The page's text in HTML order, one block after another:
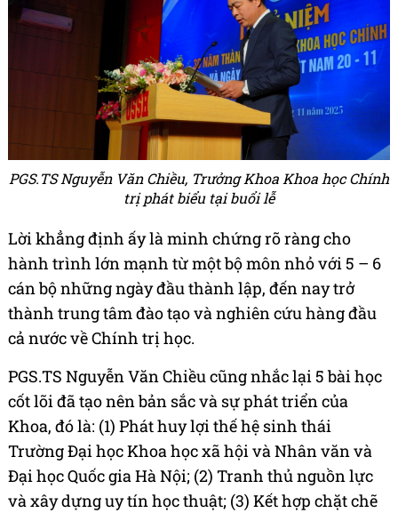
PGS.TS Nguyễn Văn Chiều, Trưởng Khoa Khoa học Chính
trị phát biểu tại buổi lễ
Lời khẳng định ấy là minh chứng rõ ràng cho
hành trình lớn mạnh từ một bộ môn nhỏ với 5 – 6
cán bộ những ngày đầu thành lập, đến nay trở
thành trung tâm đào tạo và nghiên cứu hàng đầu
cả nước về Chính trị học.
PGS.TS Nguyễn Văn Chiều cũng nhắc lại 5 bài học
cốt lõi đã tạo nên bản sắc và sự phát triển của
Khoa, đó là: (1) Phát huy lợi thế hệ sinh thái
Trường Đại học Khoa học xã hội và Nhân văn và
Đại học Quốc gia Hà Nội; (2) Tranh thủ nguồn lực
và xây dựng uy tín học thuật; (3) Kết hợp chặt chẽ